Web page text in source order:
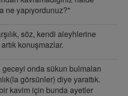
ne yapıyordunuz?"
söz, kendi aleyhlerine
konuşmazlar.
onda sükun bulmaları
görsünler) diye yarattık.
kavim için bunda ayetler